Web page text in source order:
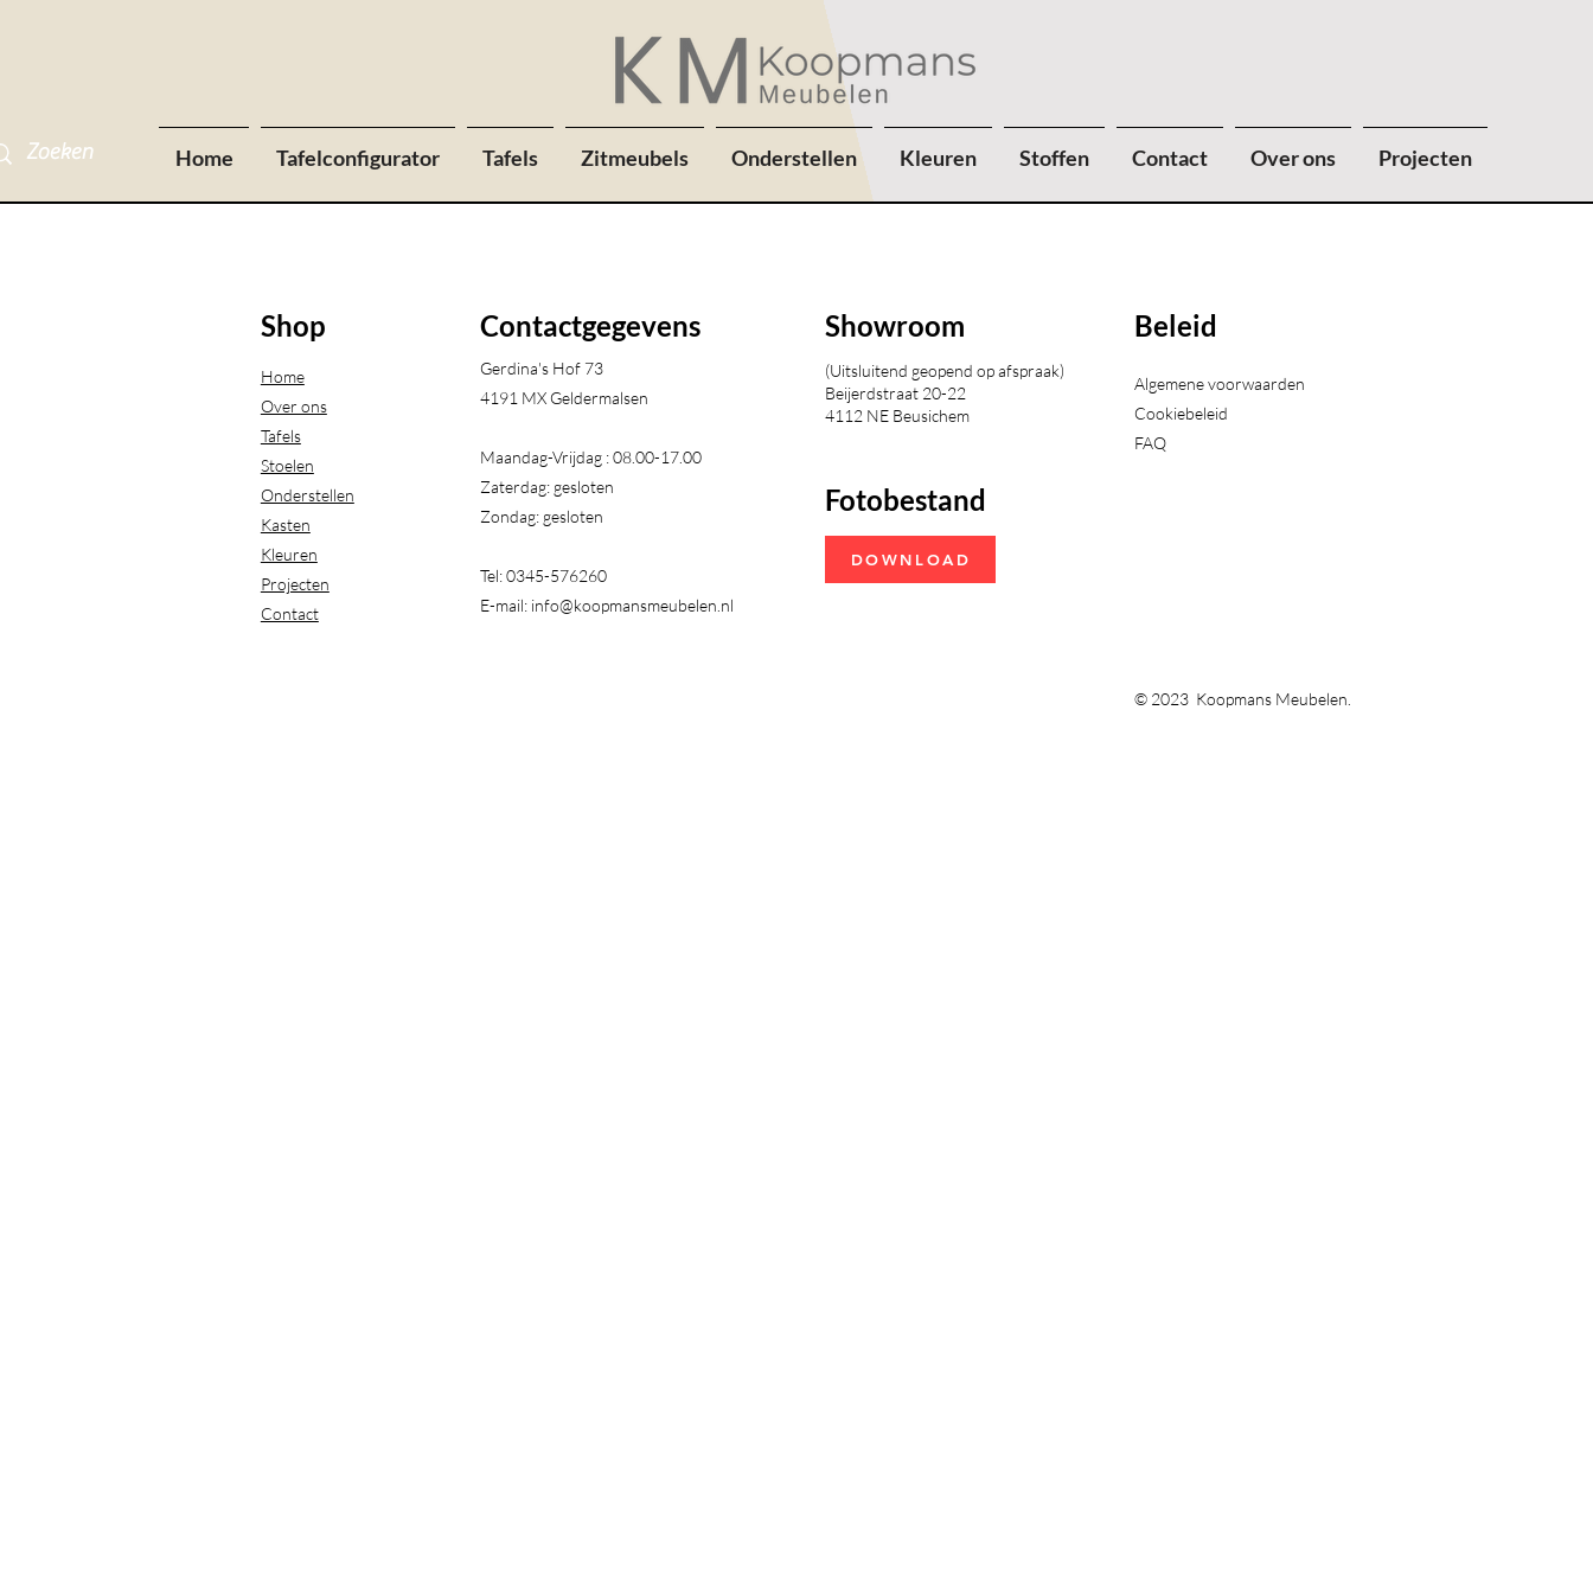
Home Tafelconfigurator Tafels Zitmeubels Onderstellen Kleuren Stoffen Contact Over ons Projecten
Shop
Home
Over ons
Tafels
Stoelen
Onderstellen
Kasten
Kleuren
Projecten
Contact
Contactgegevens
Gerdina's Hof 73
4191 MX Geldermalsen​
Maandag-Vrijdag : 08.00-17.00
Zaterdag: gesloten
Zondag: gesloten
Tel: 0345-576260
E-mail: info@koopmansmeubelen.nl
Showroom
(Uitsluitend geopend op afspraak)
Beijerdstraat 20-22
4112 NE Beusichem
Fotobestand
DOWNLOAD
Beleid
Algemene voorwaarden
Cookiebeleid
FAQ
© 2023 Koopmans Meubelen.